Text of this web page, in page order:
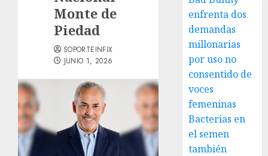
Monte de
Piedad
SOPORTEINFIX
JUNIO 1, 2026
enfrenta dos
demandas
millonarias
por uso no
consentido de
voces
femeninas
Bacterias en
el semen
también